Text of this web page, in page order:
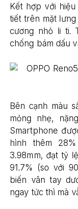
Kết hợp với
tiết trên mặt
cương nhỏ li ti.
chống bám dấu
Bên cạnh màu
mỏng nhẹ,
Smartphone
hình thêm
3.98mm, đạt tỷ
91.7% (so với
biến vân tay
ngay tức thì mà